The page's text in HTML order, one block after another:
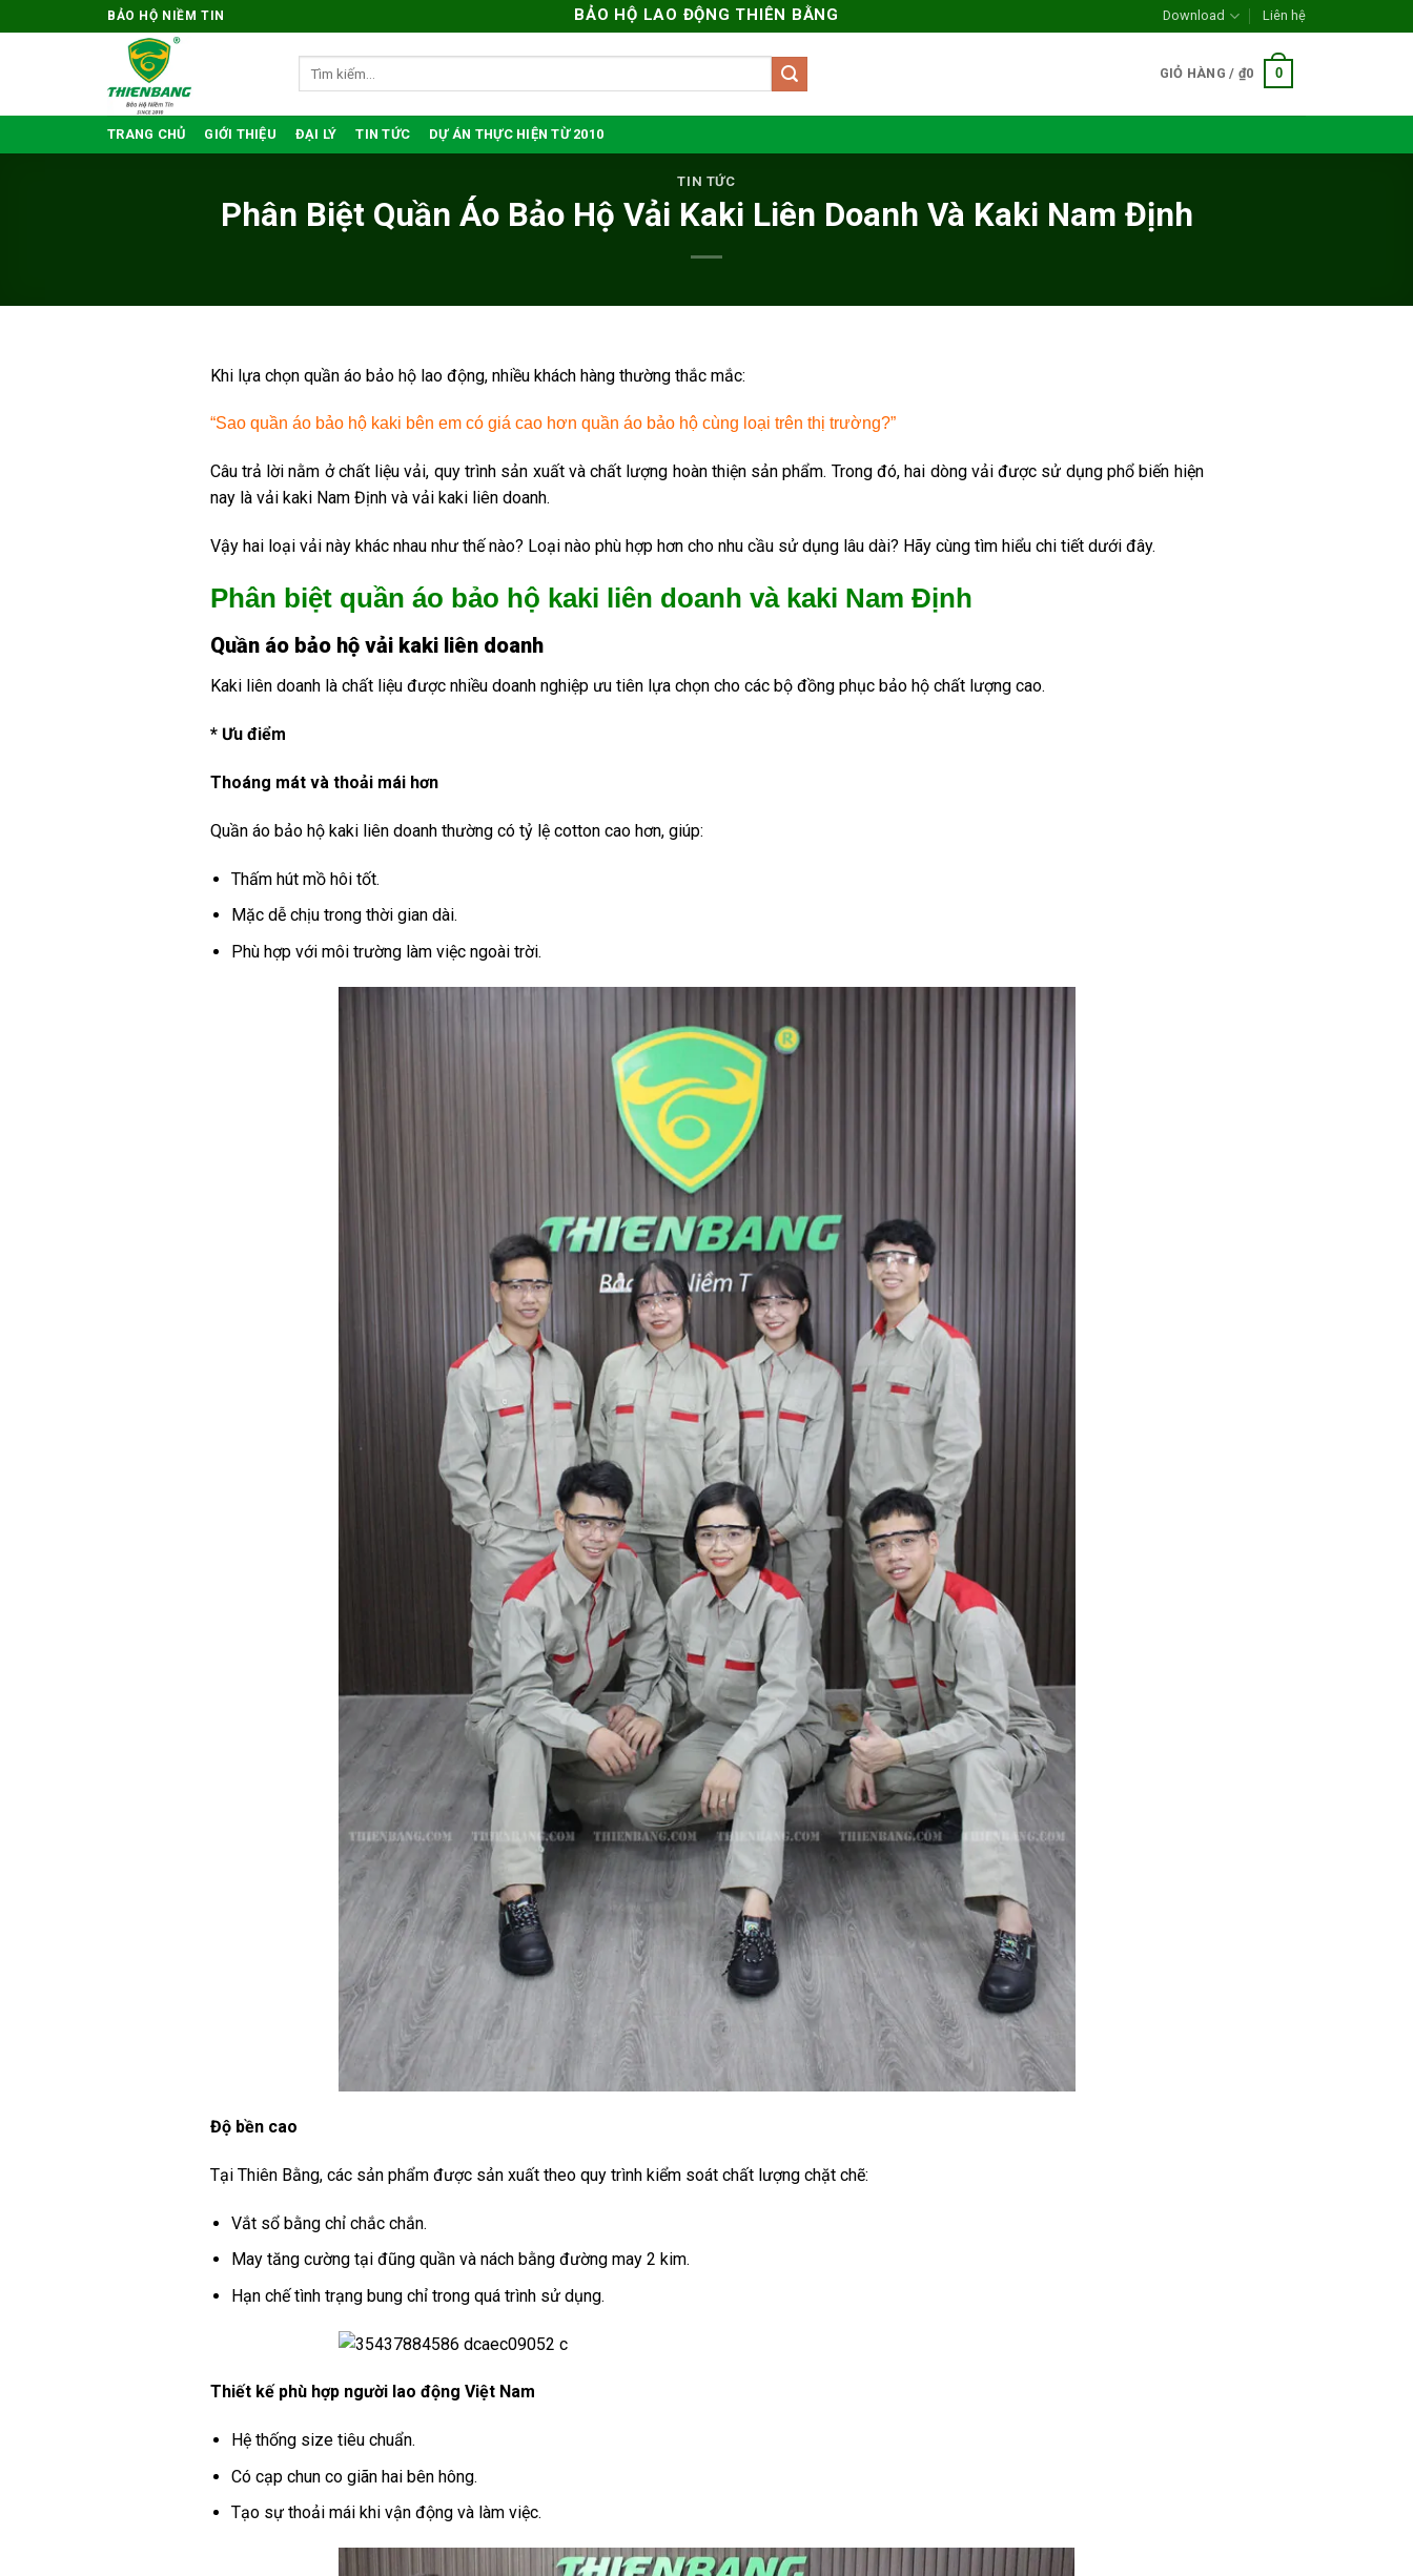
qua
BẢO HỘ NIỀM TIN BẢO HỘ LAO ĐỘNG THIÊN BẰNG Download Liên hệ
GIỎ HÀNG / ₫0 0
TRANG CHỦ GIỚI THIỆU ĐẠI LÝ TIN TỨC DỰ ÁN THỰC HIỆN TỪ 2010
TIN TỨC
Phân Biệt Quần Áo Bảo Hộ Vải Kaki Liên Doanh Và Kaki Nam Định
Khi lựa chọn quần áo bảo hộ lao động, nhiều khách hàng thường thắc mắc:
“Sao quần áo bảo hộ kaki bên em có giá cao hơn quần áo bảo hộ cùng loại trên thị trường?”
Câu trả lời nằm ở chất liệu vải, quy trình sản xuất và chất lượng hoàn thiện sản phẩm. Trong đó, hai dòng vải được sử dụng phổ biến hiện
nay là vải kaki Nam Định và vải kaki liên doanh.
Vậy hai loại vải này khác nhau như thế nào? Loại nào phù hợp hơn cho nhu cầu sử dụng lâu dài? Hãy cùng tìm hiểu chi tiết dưới đây.
Phân biệt quần áo bảo hộ kaki liên doanh và kaki Nam Định
Quần áo bảo hộ vải kaki liên doanh
Kaki liên doanh là chất liệu được nhiều doanh nghiệp ưu tiên lựa chọn cho các bộ đồng phục bảo hộ chất lượng cao.
* Ưu điểm
Thoáng mát và thoải mái hơn
Quần áo bảo hộ kaki liên doanh thường có tỷ lệ cotton cao hơn, giúp:
Thấm hút mồ hôi tốt.
Mặc dễ chịu trong thời gian dài.
Phù hợp với môi trường làm việc ngoài trời.
Độ bền cao
Tại Thiên Bằng, các sản phẩm được sản xuất theo quy trình kiểm soát chất lượng chặt chẽ:
Vắt sổ bằng chỉ chắc chắn.
May tăng cường tại đũng quần và nách bằng đường may 2 kim.
Hạn chế tình trạng bung chỉ trong quá trình sử dụng.
Thiết kế phù hợp người lao động Việt Nam
Hệ thống size tiêu chuẩn.
Có cạp chun co giãn hai bên hông.
Tạo sự thoải mái khi vận động và làm việc.